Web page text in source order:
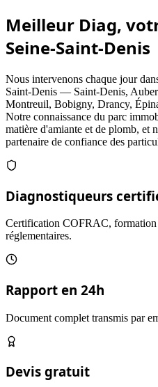
Meilleur Diag,
Seine-Saint-Denis
Nous intervenons chaque jour
Saint-Denis — Saint-Denis,
Montreuil, Bobigny, Drancy,
Notre connaissance du parc
matière d'amiante et de plomb, et
partenaire de confiance des
Diagnostiqueurs
Certification COFRAC,
réglementaires.
Rapport en 24h
Document complet transmis par
Devis gratuit